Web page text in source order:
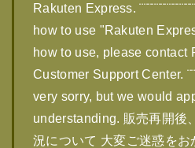
Rakuten Express.
how to use "Rakuten
how to use, please contact
Customer Support Center.
very sorry, but we would
understanding. 販売再開後
況について 大変ご迷惑をお